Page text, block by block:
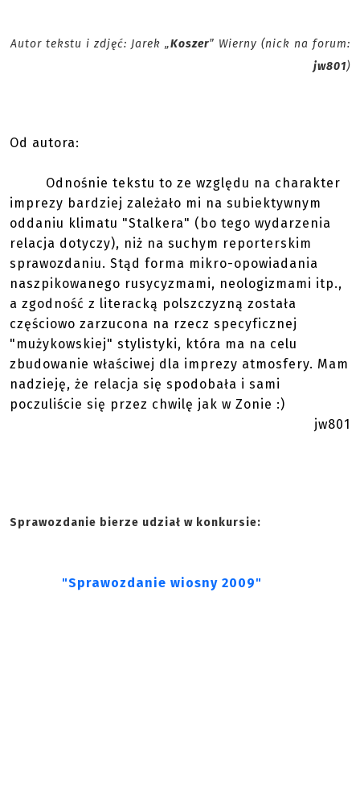
Autor tekstu i zdjęć: Jarek „Koszer” Wierny (nick na forum:
jw801)
Od autora:
Odnośnie tekstu to ze względu na charakter
imprezy bardziej zależało mi na subiektywnym
oddaniu klimatu "Stalkera" (bo tego wydarzenia
relacja dotyczy), niż na suchym reporterskim
sprawozdaniu. Stąd forma mikro-opowiadania
naszpikowanego rusycyzmami, neologizmami itp.,
a zgodność z literacką polszczyzną została
częściowo zarzucona na rzecz specyficznej
"mużykowskiej" stylistyki, która ma na celu
zbudowanie właściwej dla imprezy atmosfery. Mam
nadzieję, że relacja się spodobała i sami
poczuliście się przez chwilę jak w Zonie :)
jw801
Sprawozdanie bierze udział w konkursie:
"Sprawozdanie wiosny 2009"